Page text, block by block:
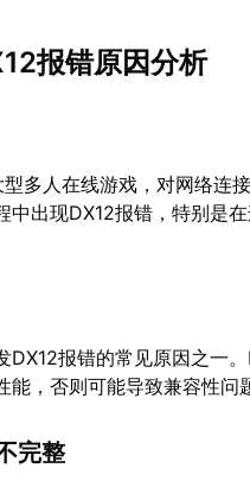
报错原因分析
型多人在线游戏，对网络连
中出现DX12报错，特别是
DX12报错的常见原因之一
，否则可能导致兼容性问
完整